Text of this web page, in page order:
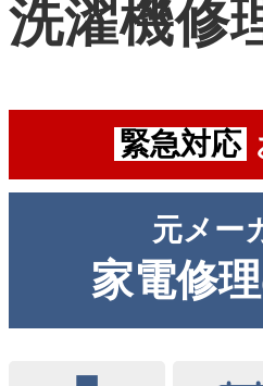
洗濯機修
緊急対応
元メー
家電修